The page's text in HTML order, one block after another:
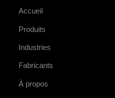
Accueil
Produits
Industries
Fabricants
À propos